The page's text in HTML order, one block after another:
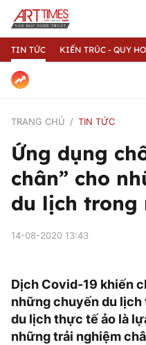
TIN TỨC KIẾN TRÚC - QUY
TRANG CHỦ TIN TỨC
Ứng dụng
chân” cho
du lịch trong
14-08-2020 13:43
Dịch Covid-19 khiến
những chuyến du lịch
du lịch thực tế ảo là
những trải nghiệm